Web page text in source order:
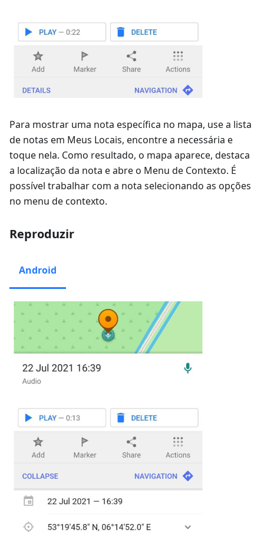
Para mostrar uma nota específica no mapa, use a lista
de notas em Meus Locais, encontre a necessária e
toque nela. Como resultado, o mapa aparece, destaca
a localização da nota e abre o Menu de Contexto. É
possível trabalhar com a nota selecionando as opções
no menu de contexto.
Reproduzir
Android